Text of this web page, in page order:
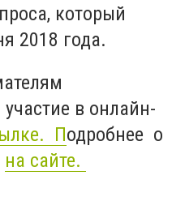
который
2018 года.
в онлайн-
Подробнее о
на сайте.